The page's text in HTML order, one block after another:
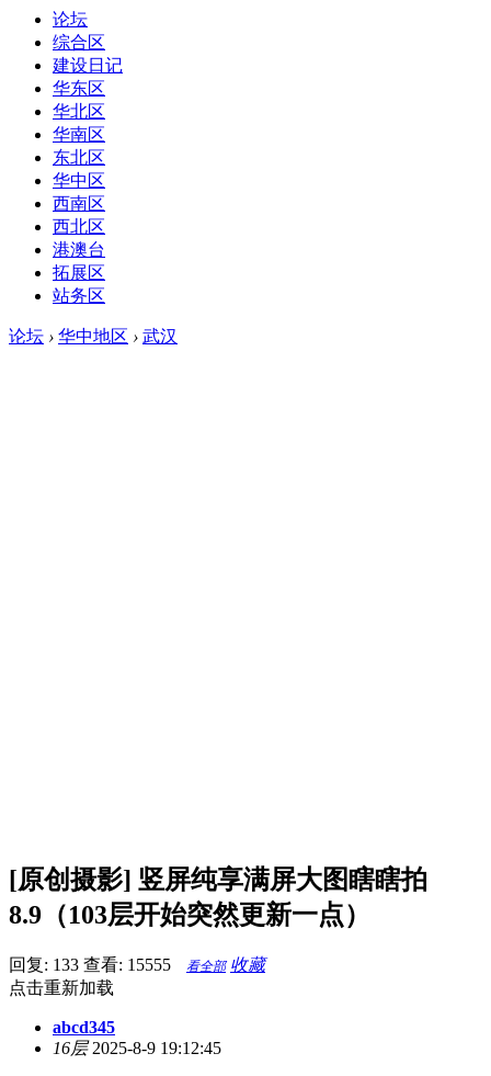
论坛
综合区
建设日记
华东区
华北区
华南区
东北区
华中区
西南区
西北区
港澳台
拓展区
站务区
论坛 › 华中地区 › 武汉
[原创摄影] 竖屏纯享满屏大图瞎瞎拍
8.9（103层开始突然更新一点）
回复: 133 查看: 15555 看全部 收藏
点击重新加载
abcd345
16层2025-8-9 19:12:45